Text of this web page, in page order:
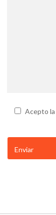
Acepto la